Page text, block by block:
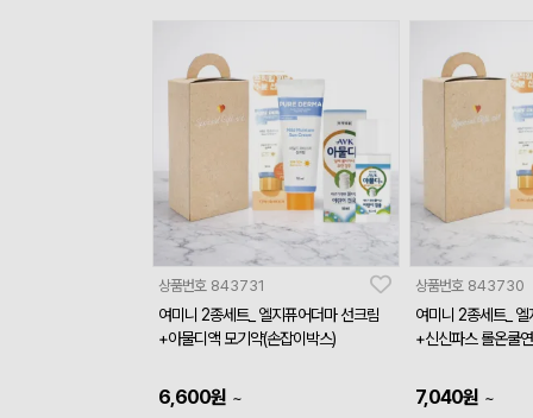
상품번호 843731
여미니 2종세트_ 엘지퓨어더마 선크림
+아물디액 모기약(손잡이박스)
6,600원 ~
상품번호 843730
여미니 2종세트_
+신신파스 롤온쿨
7,040원 ~